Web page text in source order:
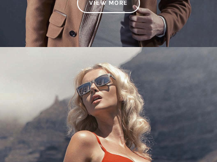
VIEW MORE